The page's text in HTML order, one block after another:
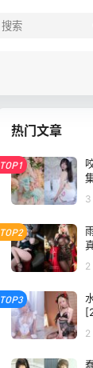
热门文章
TOP1
3
TOP2
2
TOP3
2